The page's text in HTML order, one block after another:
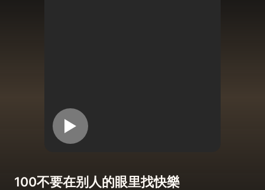
100不要在别人的眼里找快樂